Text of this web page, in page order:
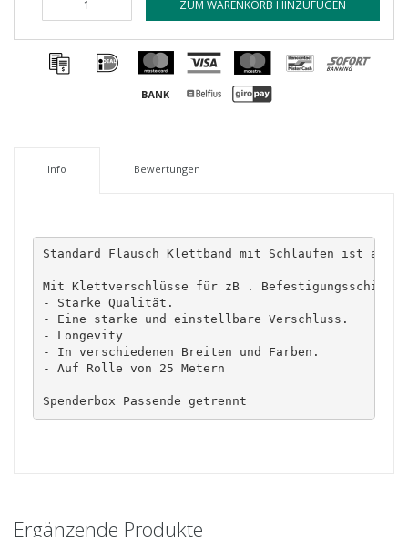
ZUM WARENKORB HINZUFÜGEN
Info Bewertungen
Standard Flausch Klettband mit Schlaufen ist aus
Mit Klettverschlüsse für zB .
- Starke Qualität.
- Eine starke und einstellbare Verschluss.
- Longevity
- In verschiedenen Breiten und Farben.
- Auf Rolle von 25 Metern
Spenderbox Passende getrennt
Ergänzende Produkte